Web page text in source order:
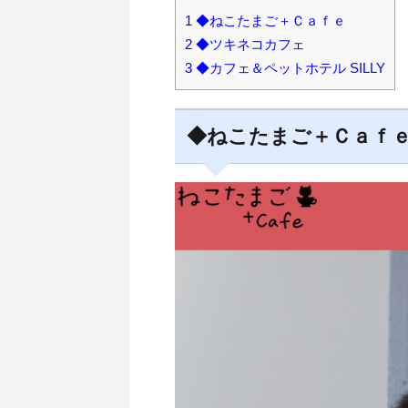
1 ◆ねこたまご＋Ｃａｆｅ
2 ◆ツキネコカフェ
3 ◆カフェ＆ペットホテル SILLY
◆ねこたまご＋Ｃａｆ